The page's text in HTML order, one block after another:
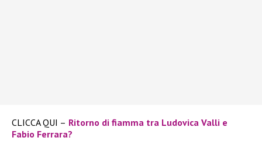
CLICCA QUI – Ritorno di fiamma tra Ludovica Valli e
Fabio Ferrara?